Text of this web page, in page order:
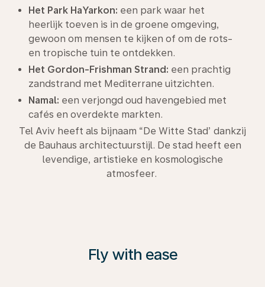
Het Park HaYarkon: een park waar het
heerlijk toeven is in de groene omgeving,
gewoon om mensen te kijken of om de rots-
en tropische tuin te ontdekken.
Het Gordon-Frishman Strand: een prachtig
zandstrand met Mediterrane uitzichten.
Namal: een verjongd oud havengebied met
cafés en overdekte markten.
Tel Aviv heeft als bijnaam “De Witte Stad’ dankzij
de Bauhaus architectuurstijl. De stad heeft een
levendige, artistieke en kosmologische
atmosfeer.
Fly with ease